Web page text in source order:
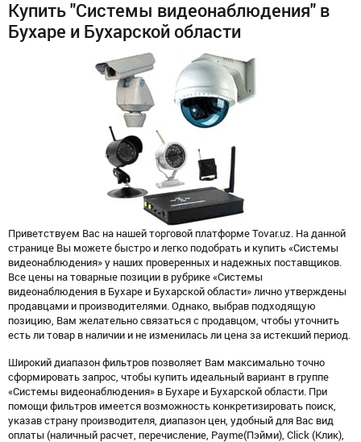
Купить "Системы видеонаблюдения" в
Бухаре и Бухарской области
Приветствуем Вас на нашей торговой платформе Tovar.uz. На данной
странице Вы можете быстро и легко подобрать и купить «Системы
видеонаблюдения» у наших проверенных и надежных поставщиков.
Все цены на товарные позиции в рубрике «Системы
видеонаблюдения в Бухаре и Бухарской области» лично утверждены
продавцами и производителями. Однако, выбрав подходящую
позицию, Вам желательно связаться с продавцом, чтобы уточнить
есть ли товар в наличии и не изменилась ли цена за истекший период.
Широкий диапазон фильтров позволяет Вам максимально точно
сформировать запрос, чтобы купить идеальный вариант в группе
«Системы видеонаблюдения» в Бухаре и Бухарской области. При
помощи фильтров имеется возможность конкретизировать поиск,
указав страну производителя, диапазон цен, удобный для Вас вид
оплаты (наличный расчет, перечисление, Payme(Пэйми), Click (Клик),